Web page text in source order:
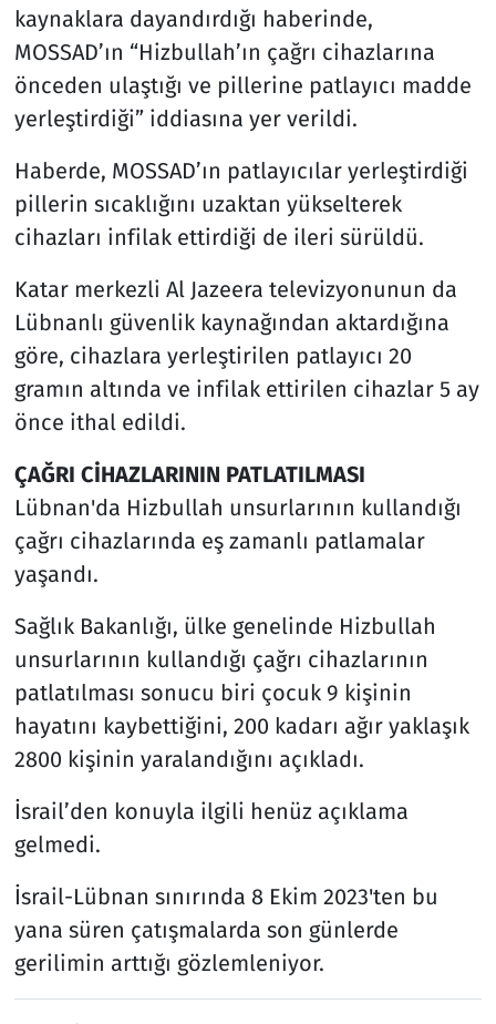
kaynaklara dayandırdığı haberinde,
MOSSAD’ın “Hizbullah’ın çağrı cihazlarına
önceden ulaştığı ve pillerine patlayıcı madde
yerleştirdiği” iddiasına yer verildi.
Haberde, MOSSAD’ın patlayıcılar yerleştirdiği
pillerin sıcaklığını uzaktan yükselterek
cihazları infilak ettirdiği de ileri sürüldü.
Katar merkezli Al Jazeera televizyonunun da
Lübnanlı güvenlik kaynağından aktardığına
göre, cihazlara yerleştirilen patlayıcı 20
gramın altında ve infilak ettirilen cihazlar 5 ay
önce ithal edildi.
ÇAĞRI CİHAZLARININ PATLATILMASI
Lübnan'da Hizbullah unsurlarının kullandığı
çağrı cihazlarında eş zamanlı patlamalar
yaşandı.
Sağlık Bakanlığı, ülke genelinde Hizbullah
unsurlarının kullandığı çağrı cihazlarının
patlatılması sonucu biri çocuk 9 kişinin
hayatını kaybettiğini, 200 kadarı ağır yaklaşık
2800 kişinin yaralandığını açıkladı.
İsrail’den konuyla ilgili henüz açıklama
gelmedi.
İsrail-Lübnan sınırında 8 Ekim 2023'ten bu
yana süren çatışmalarda son günlerde
gerilimin arttığı gözlemleniyor.
Televizyon